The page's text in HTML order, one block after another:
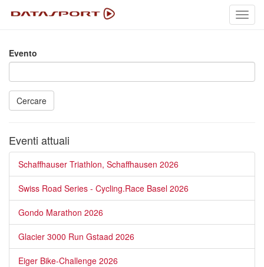
Evento
Cercare
Eventi attuali
Schaffhauser Triathlon, Schaffhausen 2026
Swiss Road Series - Cycling.Race Basel 2026
Gondo Marathon 2026
Glacier 3000 Run Gstaad 2026
Eiger Bike-Challenge 2026